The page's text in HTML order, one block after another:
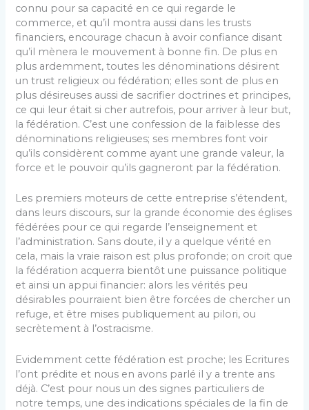
connu pour sa capacité en ce qui regarde le
commerce, et qu’il montra aussi dans les trusts
financiers, encourage chacun à avoir confiance disant
qu’il mènera le mouvement à bonne fin. De plus en
plus ardemment, toutes les dénominations désirent
un trust religieux ou fédération; elles sont de plus en
plus désireuses aussi de sacrifier doctrines et principes,
ce qui leur était si cher autrefois, pour arriver à leur but,
la fédération. C’est une confession de la faiblesse des
dénominations religieuses; ses membres font voir
qu’ils considèrent comme ayant une grande valeur, la
force et le pouvoir qu’ils gagneront par la fédération.
Les premiers moteurs de cette entreprise s’étendent,
dans leurs discours, sur la grande économie des églises
fédé­rées pour ce qui regarde l’enseignement et
l’administra­tion. Sans doute, il y a quelque vérité en
cela, mais la vraie raison est plus profonde; on croit que
la fédé­ration acquerra bientôt une puissance politique
et ainsi un appui financier: alors les vérités peu
désirables pourraient bien être forcées de chercher un
refuge, et être mises publiquement au pilori, ou
secrètement à l’ostracisme.
Evidemment cette fédération est proche; les Ecritures
l’ont prédite et nous en avons parlé il y a trente ans
déjà. C’est pour nous un des signes particuliers de
notre temps, une des indications spéciales de la fin de